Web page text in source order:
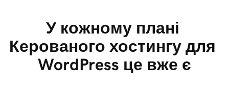
У кожному плані
Керованого хостингу для
WordPress це вже є